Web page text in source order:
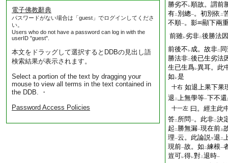
電子佛教辭典
パスワードがない場合は「guest」でログインしてくださ
い。
Users who do not have a password can log in with the
userID "guest".
本文をドラッグして選択するとDDBの見出し語
検索結果が表示されます。
Select a portion of the text by dragging your
mouse to view all terms in the text contained in
the DDB. ・
Password Access Policies
勝劣不 レ順故。謂前
有二 別總一。初別依 二
不順一。影
顯下兩
前雖レ劣非二後勝法因
前後不 レ成。故非二
勝法非二後已生劣法
生已生爲レ異耳。此
如 レ是
十右 如退上果下
退 二上無學等一下不
十一左 曰。經主此
答二 所問一。此非二決
起 二 勝無漏一現在前 上
理一云。此論説下退 二
現前一故。如 二練根一
豈可レ得レ對二退時一